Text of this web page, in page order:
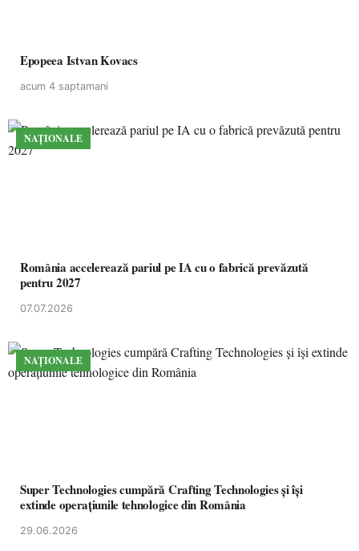
Epopeea Istvan Kovacs
acum 4 saptamani
NAȚIONALE
România accelerează pariul pe IA cu o fabrică prevăzută
pentru 2027
07.07.2026
NAȚIONALE
Super Technologies cumpără Crafting Technologies și își
extinde operațiunile tehnologice din România
29.06.2026